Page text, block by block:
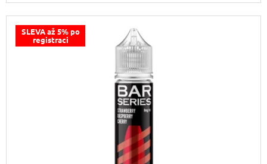
SLEVA až 5% po
registraci